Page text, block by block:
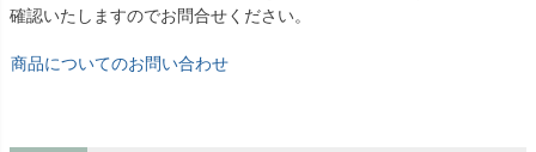
確認いたしますのでお問合せください。
商品についてのお問い合わせ